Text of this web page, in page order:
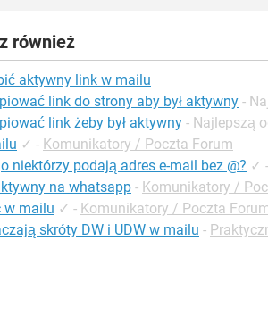
również
aktywny link w mailu
link do strony aby był aktywny -
link żeby był aktywny - Najlepszą
✓ - Komunikatory / Poczta Forum
niektórzy podają adres e-mail bez @? ✓ -
na whatsapp - Komunikatory /
w mailu ✓ - Komunikatory / Poczta
skróty DW i UDW w mailu -